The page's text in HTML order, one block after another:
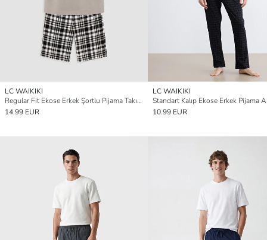
LC WAIKIKI
Regular Fit Ekose Erkek Şortlu Pijama Takımı
14.99 EUR
LC WAIKIKI
Standart Kalıp Ekose Erkek Pijama
10.99 EUR